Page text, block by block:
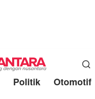
Politik Otomotif